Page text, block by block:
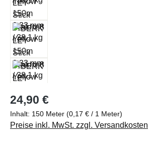
Regulärer Preis:
24,90 €
Inhalt: 150 Meter (0,17 € / 1 Meter)
Preise inkl. MwSt. zzgl. Versandkosten